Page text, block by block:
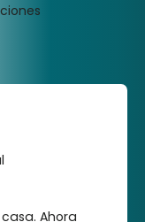
Ahora